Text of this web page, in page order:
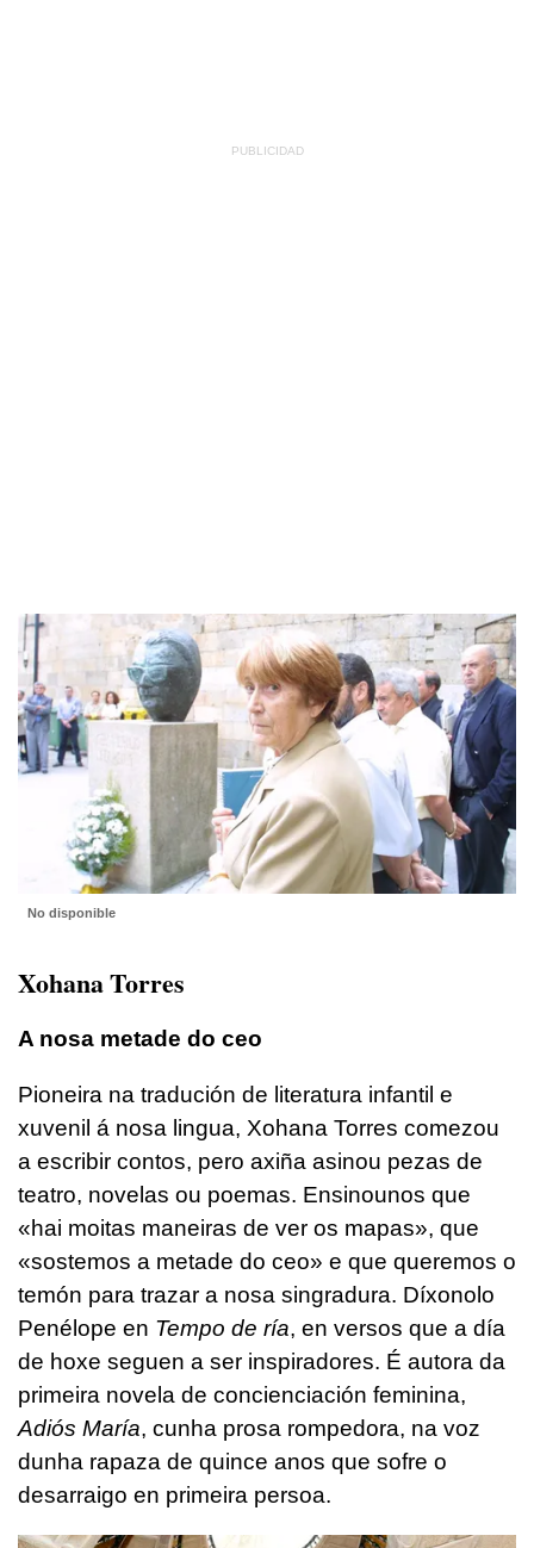
No disponible
Xohana Torres
A nosa metade do ceo
Pioneira na tradución de literatura infantil e
xuvenil á nosa lingua, Xohana Torres comezou
a escribir contos, pero axiña asinou pezas de
teatro, novelas ou poemas. Ensinounos que
«hai moitas maneiras de ver os mapas», que
«sostemos a metade do ceo» e que queremos o
temón para trazar a nosa singradura. Díxonolo
Penélope en Tempo de ría, en versos que a día
de hoxe seguen a ser inspiradores. É autora da
primeira novela de concienciación feminina,
Adiós María, cunha prosa rompedora, na voz
dunha rapaza de quince anos que sofre o
desarraigo en primeira persoa.